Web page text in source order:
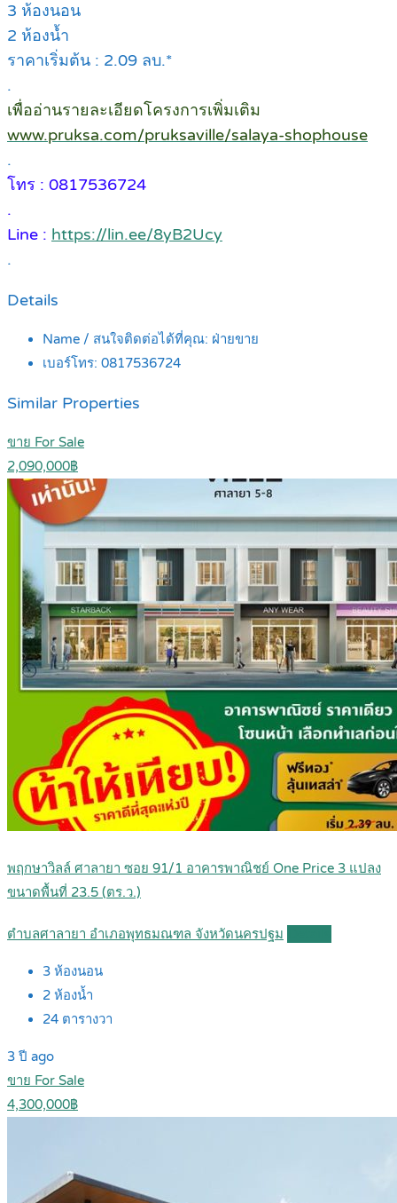
3 ห้องนอน
2 ห้องน้ำ
ราคาเริ่มต้น : 2.09 ลบ.*
.
เพื่ออ่านรายละเอียดโครงการเพิ่มเติม
www.pruksa.com/pruksaville/salaya-shophouse
.
โทร : 0817536724
.
Line : https://lin.ee/8yB2Ucy
.
Details
Name / สนใจติดต่อได้ที่คุณ: ฝ่ายขาย
เบอร์โทร: 0817536724
Similar Properties
ขาย For Sale
2,090,000฿
พฤกษาวิลล์ ศาลายา ซอย 91/1 อาคารพาณิชย์ One Price 3 แปลง
ขนาดพื้นที่ 23.5 (ตร.ว.)
ตำบลศาลายา อำเภอพุทธมณฑล จังหวัดนครปฐม
3 ห้องนอน
2 ห้องน้ำ
24 ตารางวา
3 ปี ago
ขาย For Sale
4,300,000฿